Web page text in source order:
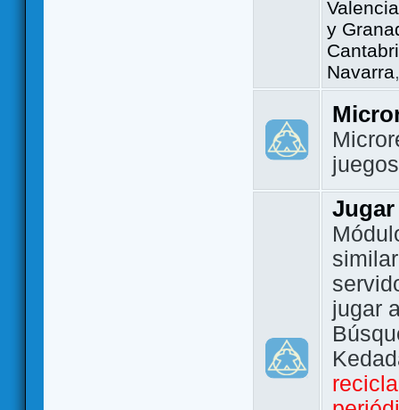
Valencia
y
Navarra
Jugar
jugar